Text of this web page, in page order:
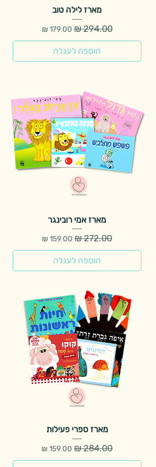
מארז לילה טוב
מחיר רגיל‏294.00 ‏₪ מחיר מבצע
הוספה לעגלה
מארז אמי רובינגר
מחיר רגיל מחיר מבצע
הוספה לעגלה
מארז ספרי פעילות
מחיר רגיל מחיר מבצע